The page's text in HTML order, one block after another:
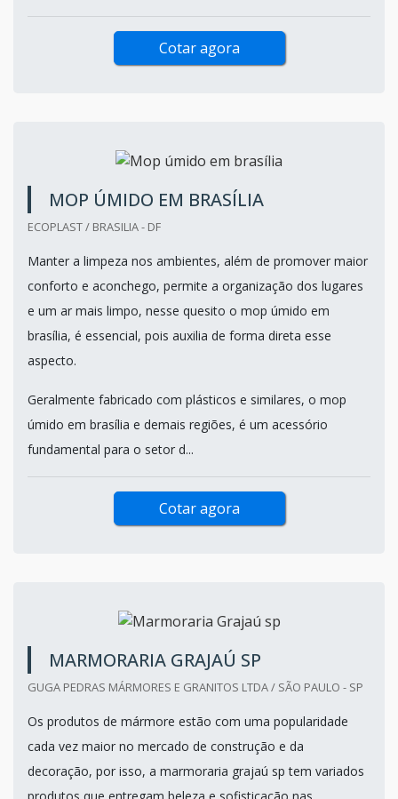
Cotar agora
MOP ÚMIDO EM BRASÍLIA
ECOPLAST / BRASILIA - DF
Manter a limpeza nos ambientes, além de promover maior
conforto e aconchego, permite a organização dos lugares
e um ar mais limpo, nesse quesito o mop úmido em
brasília, é essencial, pois auxilia de forma direta esse
aspecto.
Geralmente fabricado com plásticos e similares, o mop
úmido em brasília e demais regiões, é um acessório
fundamental para o setor d...
Cotar agora
MARMORARIA GRAJAÚ SP
GUGA PEDRAS MÁRMORES E GRANITOS LTDA / SÃO PAULO - SP
Os produtos de mármore estão com uma popularidade
cada vez maior no mercado de construção e da
decoração, por isso, a marmoraria grajaú sp tem variados
produtos que entregam beleza e sofisticação nas